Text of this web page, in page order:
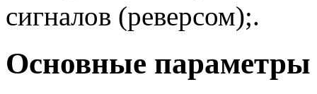
сигналов (реверсом);.
Основные параметры